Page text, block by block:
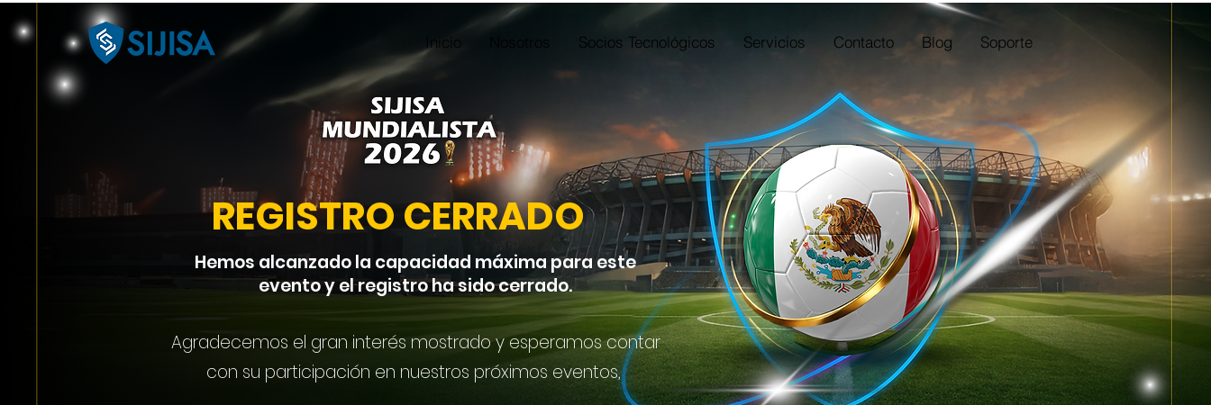
Inicio Socios Tecnológicos Servicios Contacto Blog Soporte
REGISTRO CERRADO
Hemos alcanzado la capacidad máxima para este
evento y el registro ha sido cerrado.
Agradecemos el gran interés mostrado y esperamos contar
con su participación en nuestros próximos eventos,